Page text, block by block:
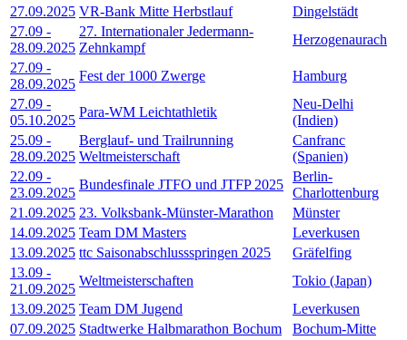
27.09.2025 VR-Bank Mitte Herbstlauf
Dingelstädt
27.09 -
28.09.2025
27. Internationaler Jedermann-
Zehnkampf
Herzogenaurach
27.09 -
28.09.2025
Fest der 1000 Zwerge
Hamburg
27.09 -
05.10.2025
Para-WM Leichtathletik
Neu-Delhi
(Indien)
25.09 -
28.09.2025
Berglauf- und Trailrunning
Weltmeisterschaft
Canfranc
(Spanien)
22.09 -
23.09.2025
Bundesfinale JTFO und JTFP 2025
Berlin-
Charlottenburg
21.09.2025 23. Volksbank-Münster-Marathon
Münster
14.09.2025 Team DM Masters
Leverkusen
13.09.2025 ttc Saisonabschlussspringen 2025
Gräfelfing
13.09 -
21.09.2025
Weltmeisterschaften
Tokio (Japan)
13.09.2025 Team DM Jugend
Leverkusen
07.09.2025 Stadtwerke Halbmarathon Bochum Bochum-Mitte